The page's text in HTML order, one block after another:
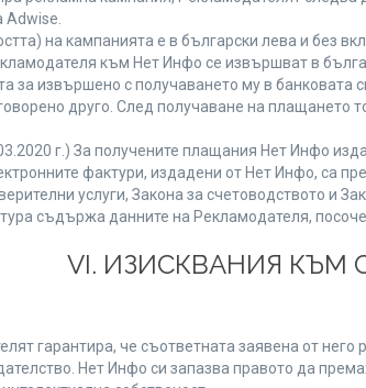
Adwise.
на кампанията е в български лева и без
към Нет Инфо се извършват в
за извършено с получаването му в
друго. След получаване на
г.) За получените плащания Нет Инфо
фактури, издадени от Нет Инфо, са
услуги, Закона за счетоводството и
съдържа данните на Рекламодателя,
VI. ИЗИСКВАНИЯ
гарантира, че съответната заявена от
Нет Инфо си запазва правото да